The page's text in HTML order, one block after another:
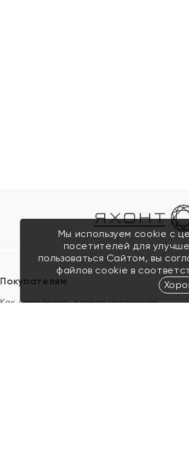
Покупателям
Как определить размер украшения
Мы используем cookie с
посетителей для
пользоваться Сайтом, вы
файлов cookie в